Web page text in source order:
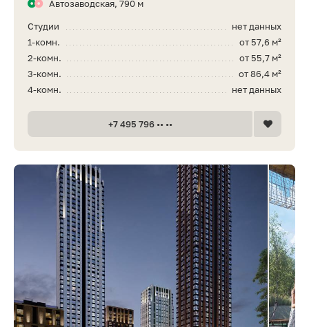
Автозаводская, 790 м
нет данных
Студии
от 57,6 м²
1-комн.
от 55,7 м²
2-комн.
от 86,4 м²
3-комн.
нет данных
4-комн.
+7 495 796 •• ••